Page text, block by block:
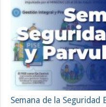
Semana de la Seguridad